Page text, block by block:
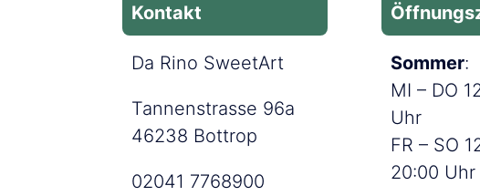
Kontakt
Da Rino SweetArt
Tannenstrasse 96a
46238 Bottrop
02041 7768900
Sommer:
MI – DO
Uhr
FR – SO
20:00 Uhr